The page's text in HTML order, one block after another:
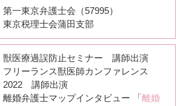
第一東京弁護士会（57995）
東京税理士会蒲田支部
獣医療過誤防止セミナー 講師出演
フリーランス獣医師カンファレンス
2022 講師出演
離婚弁護士マップインタビュー 「 離婚